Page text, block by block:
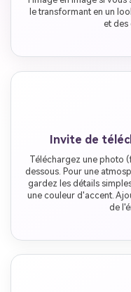
le transformant en un
et des
Invite de
Téléchargez une photo
dessous. Pour une
gardez les détails
une couleur d'accent.
de